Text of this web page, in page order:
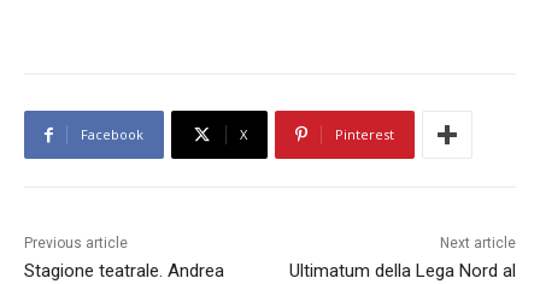
Facebook X Pinterest
Previous article
Stagione teatrale. Andrea
Next article
Ultimatum della Lega Nord al